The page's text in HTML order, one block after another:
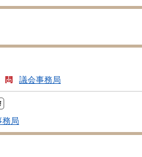
議会事務局
務局